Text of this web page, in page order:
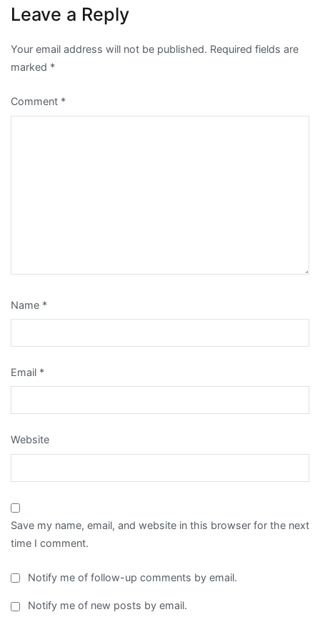
Leave a Reply
Your email address will not be published. Required fields are
marked *
Comment *
Name *
Email *
Website
Save my name, email, and website in this browser for the next
time I comment.
Notify me of follow-up comments by email.
Notify me of new posts by email.